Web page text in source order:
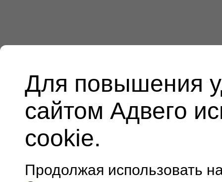
Для повышения
сайтом Адвего
cookie.
Продолжая использовать